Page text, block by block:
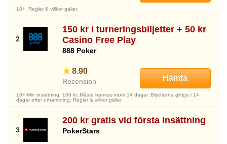
18+. Regler & villkor gäller.
150 kr i turneringsbiljetter + 50 kr
Casino Free Play
888 Poker
8.90
Recension Hämta
18+ Min insättning: 100 kr. Måste hämtas inom 14 dagar. Biljetterna giltiga i 14
dagar efter uthämtning. Regler & villkor gäller.
200 kr gratis vid första insättning
PokerStars